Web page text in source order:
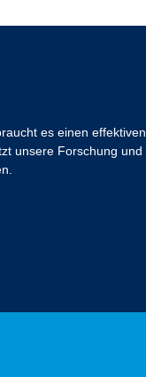
es einen effektiven
unsere Forschung und